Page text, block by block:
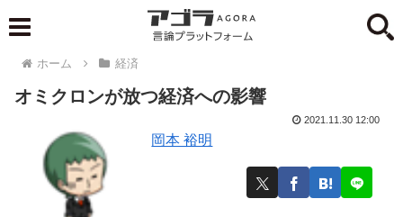
ホーム 経済
オミクロンが放つ経済への影響
岡本 裕明
2021.11.30 12:00